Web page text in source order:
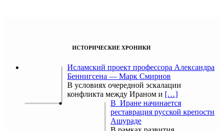
ИСТОРИЧЕСКИЕ ХРОНИКИ
Исламский проект профессора Александра
Беннигсена — Марк Смирнов
В условиях очередной эскалации
конфликта между Ираном и […]
В Иране начинается
реставрация русской крепости
Ашураде